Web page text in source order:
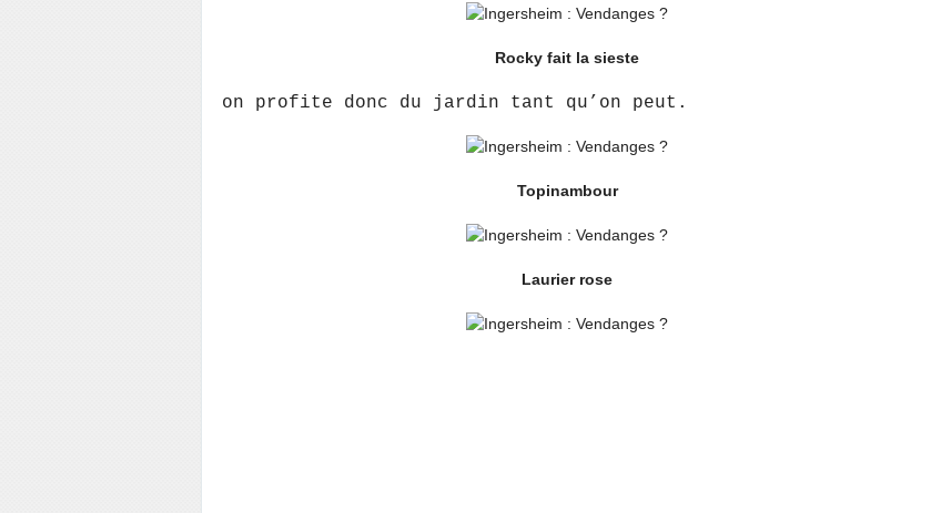
Rocky fait la sieste
on profite donc du jardin tant qu’on peut.
Topinambour
Laurier rose